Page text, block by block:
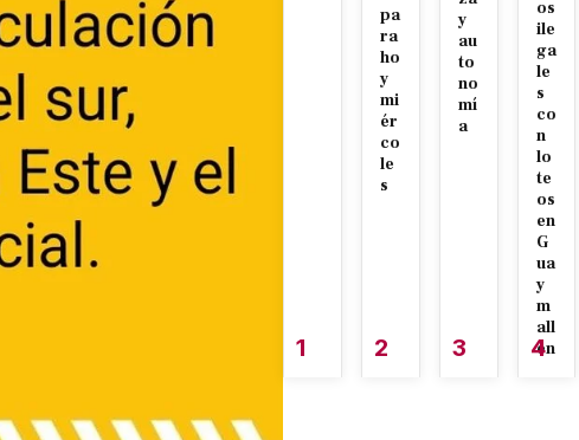
1
pa
ra
ho
y
mi
ér
co
le
s
2
y
au
to
no
mí
a
3
os
ile
ga
le
s
co
n
lo
te
os
en
G
ua
y
m
all
én
4